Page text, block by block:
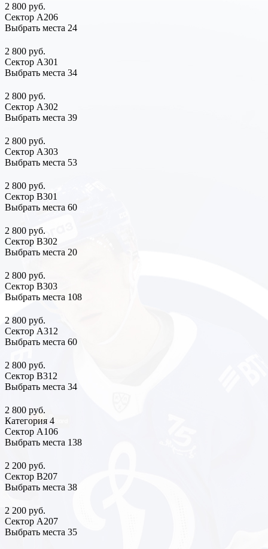
2 800 руб.
Сектор А206
Выбрать места 24
2 800 руб.
Сектор А301
Выбрать места 34
2 800 руб.
Сектор А302
Выбрать места 39
2 800 руб.
Сектор А303
Выбрать места 53
2 800 руб.
Сектор В301
Выбрать места 60
2 800 руб.
Сектор В302
Выбрать места 20
2 800 руб.
Сектор В303
Выбрать места 108
2 800 руб.
Сектор А312
Выбрать места 60
2 800 руб.
Сектор В312
Выбрать места 34
2 800 руб.
Категория 4
Сектор А106
Выбрать места 138
2 200 руб.
Сектор В207
Выбрать места 38
2 200 руб.
Сектор А207
Выбрать места 35